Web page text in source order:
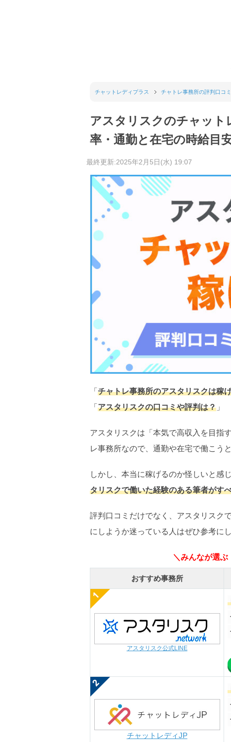
チャットレディプラス チャトレ事務所の評判口コミ
アスタリスクのチャット
率・通勤と在宅の時給目
最終更新:2025年2月5日(水) 19:07
「 チャトレ事務所のアスタリスクは稼
「 アスタリスクの口コミや評判は？ 」
アスタリスクは「本気で高収入を目指
レ事務所なので、通勤や在宅で働こう
しかし、本当に稼げるのか怪しいと感
タリスクで働いた経験のある筆者がす
評判口コミだけでなく、アスタリスク
にしようか迷っている人はぜひ参考に
＼みんなが選
おすすめ事務所
アスタリスク公式LINE
チャットレディJP